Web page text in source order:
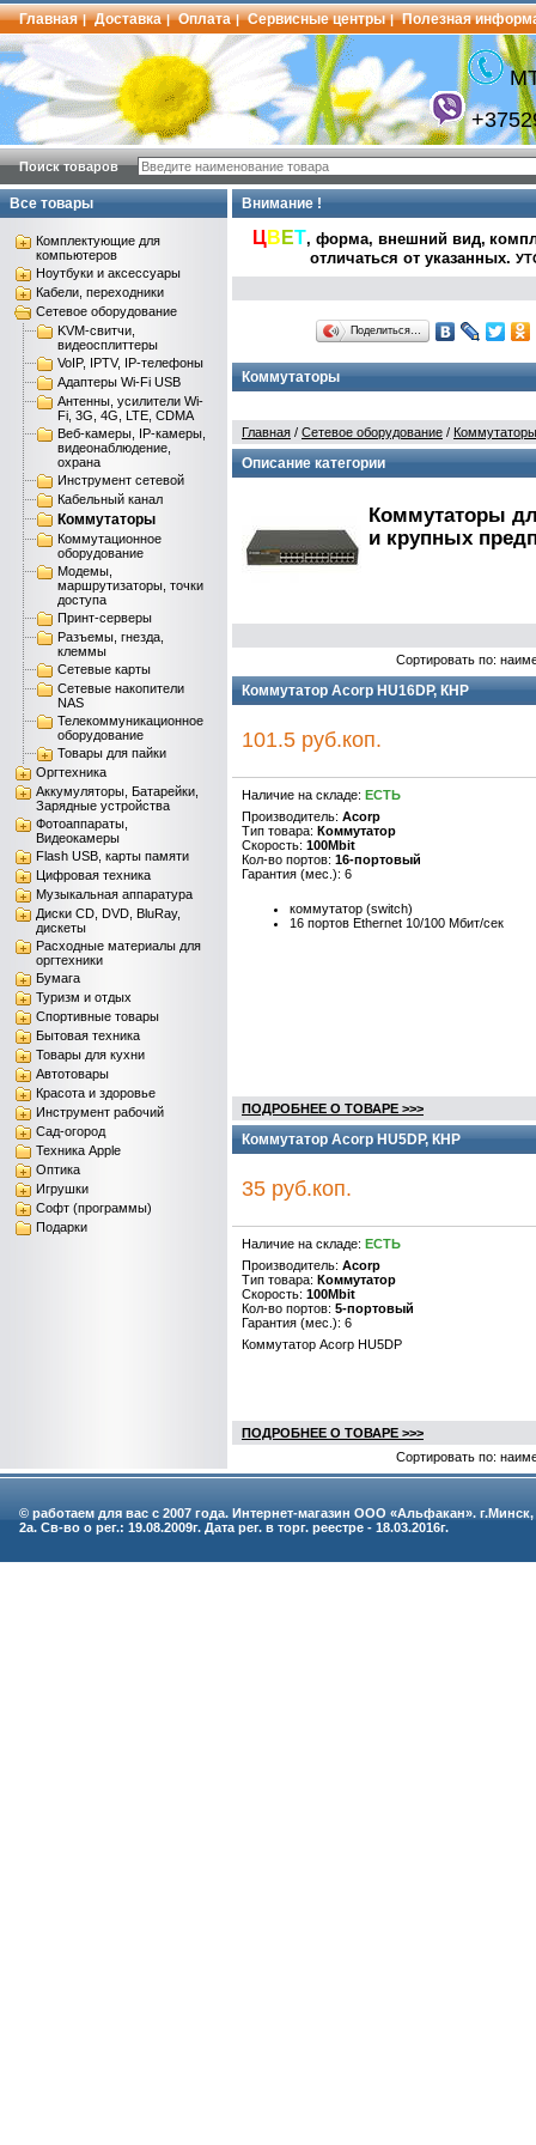
Главная | Доставка | Оплата | Сервисные центры | Полезная
Поиск товаров
Все товары
Комплектующие для
компьютеров
Ноутбуки и аксессуары
Кабели, переходники
Сетевое оборудование
KVM-свитчи,
видеосплиттеры
VoIP, IPTV, IP-телефоны
Адаптеры Wi-Fi USB
Антенны, усилители Wi-
Fi, 3G, 4G, LTE, CDMA
Веб-камеры, IP-камеры,
видеонаблюдение,
охрана
Инструмент сетевой
Кабельный канал
Коммутаторы
Коммутационное
оборудование
Модемы,
маршрутизаторы, точки
доступа
Принт-серверы
Разъемы, гнезда,
клеммы
Сетевые карты
Сетевые накопители
NAS
Телекоммуникационное
оборудование
Товары для пайки
Оргтехника
Аккумуляторы, Батарейки,
Зарядные устройства
Фотоаппараты,
Видеокамеры
Flash USB, карты памяти
Цифровая техника
Музыкальная аппаратура
Диски CD, DVD, BluRay,
дискеты
Расходные материалы для
оргтехники
Бумага
Туризм и отдых
Спортивные товары
Бытовая техника
Товары для кухни
Автотовары
Красота и здоровье
Инструмент рабочий
Сад-огород
Техника Apple
Оптика
Игрушки
Софт (программы)
Подарки
Внимание !
ЦВ ЕТ, форма, внешний вид,
отличаться от указанных.
Поделиться…
Коммутаторы
Главная / Сетевое оборудование / Коммутаторы
Описание категории
Коммутаторы
и крупных
Сортировать по:
Коммутатор Acorp HU16DP, КНР
101.5 руб.коп.
Наличие на складе: ЕСТЬ
Производитель: Acorp
Тип товара: Коммутатор
Скорость: 100Mbit
Кол-во портов: 16-портовый
Гарантия (мес.): 6
коммутатор (switch)
16 портов Ethernet 10/100 Мбит/сек
ПОДРОБНЕЕ О ТОВАРЕ >>>
Коммутатор Acorp HU5DP, КНР
35 руб.коп.
Наличие на складе: ЕСТЬ
Производитель: Acorp
Тип товара: Коммутатор
Скорость: 100Mbit
Кол-во портов: 5-портовый
Гарантия (мес.): 6
Коммутатор Acorp HU5DP
ПОДРОБНЕЕ О ТОВАРЕ >>>
Сортировать по:
© работаем для вас с 2007 года. Интернет-магазин ООО «Альфакан».
2а. Св-во о рег.: 19.08.2009г. Дата рег. в торг. реестре - 18.03.2016г.